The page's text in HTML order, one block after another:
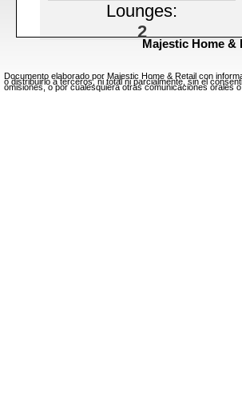
Lounges:
2
Terrassen:
1
Hoogte plafonds:
Majestic Home &
Documento elaborado por Majestic Home & Retail con
o distribuirlo a terceros, ni total ni parcialmente, sin el
omisiones, o por cualesquiera otras comunicaciones orales